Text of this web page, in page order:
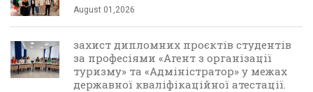
August 01,2026
захист дипломних проєктів студентів
за професіями «Агент з організації
туризму» та «Адміністратор» у межах
державної кваліфікаційної атестації.